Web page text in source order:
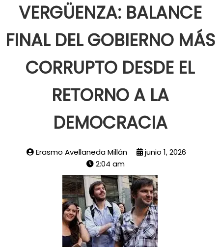
VERGÜENZA: BALANCE
FINAL DEL GOBIERNO MÁS
CORRUPTO DESDE EL
RETORNO A LA
DEMOCRACIA
Erasmo Avellaneda Millán
junio 1, 2026
2:04 am